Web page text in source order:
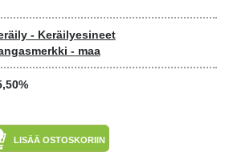
- Keräilyesineet
- maa
LISÄÄ OSTOSKORIIN